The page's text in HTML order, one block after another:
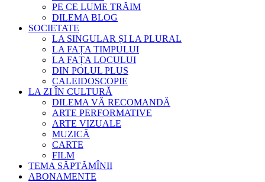
PE CE LUME TRĂIM
DILEMA BLOG
SOCIETATE
LA SINGULAR ȘI LA PLURAL
LA FAȚA TIMPULUI
LA FAȚA LOCULUI
DIN POLUL PLUS
CALEIDOSCOPIE
LA ZI ÎN CULTURĂ
DILEMA VĂ RECOMANDĂ
ARTE PERFORMATIVE
ARTE VIZUALE
MUZICĂ
CARTE
FILM
TEMA SĂPTĂMÎNII
ABONAMENTE